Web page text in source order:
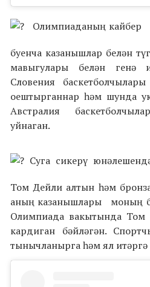
Олимпиаданың кайбер
буенча казанышлар белән
мавыгулары белән генә
Словения
оештырганнар һәм шунда
Австралия
уйнаган.
Суга сикерү
Том Дейли алтын һәм
аның казанышлары моның
Олимпиада вакытында Том
кардиган бәйләгән.
тынычланырга һәм ял